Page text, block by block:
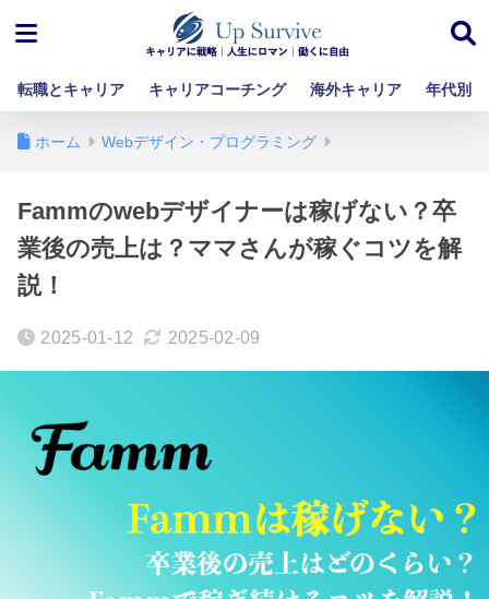
転職とキャリア キャリアコーチング 海外キャリア 年代別
ホーム Webデザイン・プログラミング
Fammのwebデザイナーは稼げない？卒
業後の売上は？ママさんが稼ぐコツを解
説！
2025-01-12 2025-02-09